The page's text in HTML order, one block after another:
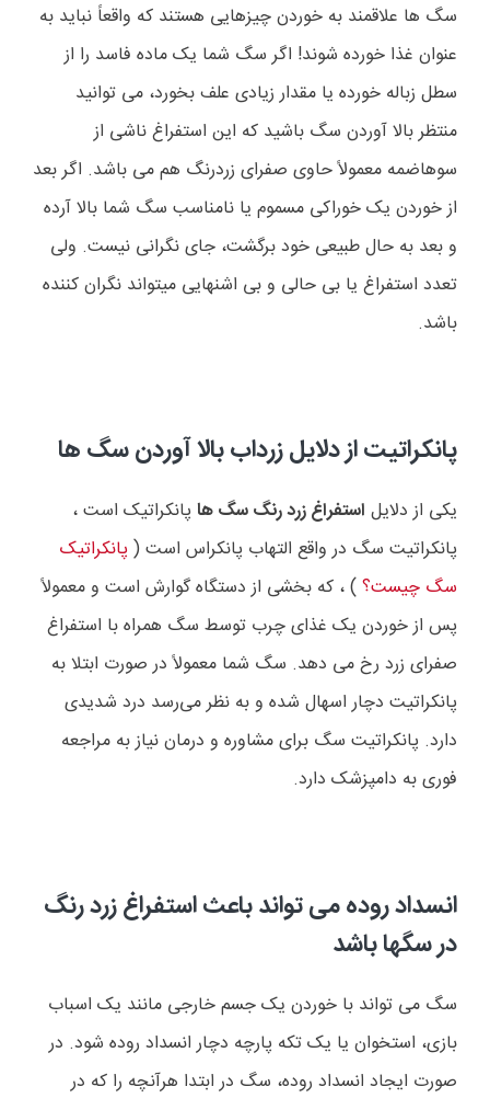
سگ ها علاقمند به خوردن چیزهایی هستند که واقعاً نباید به
عنوان غذا خورده شوند! اگر سگ شما یک ماده فاسد را از
سطل زباله خورده یا مقدار زیادی علف بخورد، می توانید
منتظر بالا آوردن سگ باشید که این استفراغ ناشی از
سوهاضمه معمولاً حاوی صفرای زردرنگ هم می باشد. اگر بعد
از خوردن یک خوراکی مسموم یا نامناسب سگ شما بالا آرده
و بعد به حال طبیعی خود برگشت، جای نگرانی نیست. ولی
تعدد استفراغ یا بی حالی و بی اشنهایی میتواند نگران کننده
باشد.
پانکراتیت از دلایل زرداب بالا آوردن سگ ها
یکی از دلایل استفراغ زرد رنگ سگ ها پانکراتیک است ،
پانکراتیت سگ در واقع التهاب پانکراس است (پانکراتیک
سگ چیست؟) ، که بخشی از دستگاه گوارش است و معمولاً
پس از خوردن یک غذای چرب توسط سگ همراه با استفراغ
صفرای زرد رخ می دهد. سگ شما معمولاً در صورت ابتلا به
پانکراتیت دچار اسهال شده و به نظر می‌رسد درد شدیدی
دارد. پانکراتیت سگ برای مشاوره و درمان نیاز به مراجعه
فوری به دامپزشک دارد.
انسداد روده می تواند باعث استفراغ زرد رنگ
در سگها باشد
سگ می تواند با خوردن یک جسم خارجی مانند یک اسباب
بازی، استخوان یا یک تکه پارچه دچار انسداد روده شود. در
صورت ایجاد انسداد روده، سگ در ابتدا هرآنچه را که در